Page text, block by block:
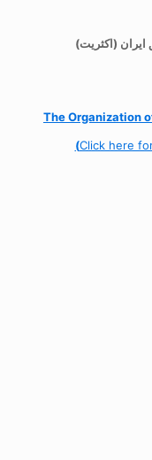
ایران (اکثریت)
The Organization
(Click here